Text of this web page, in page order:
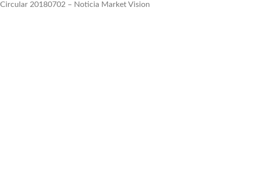
Circular 20180702 – Noticia Market Vision